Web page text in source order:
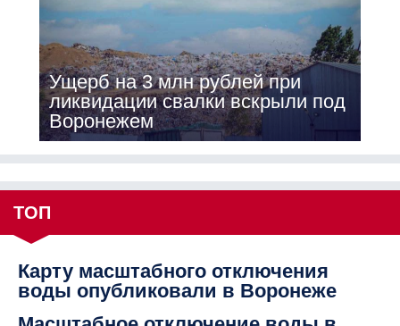
Ущерб на 3 млн рублей при
ликвидации свалки вскрыли под
Воронежем
ТОП
Карту масштабного отключения
воды опубликовали в Воронеже